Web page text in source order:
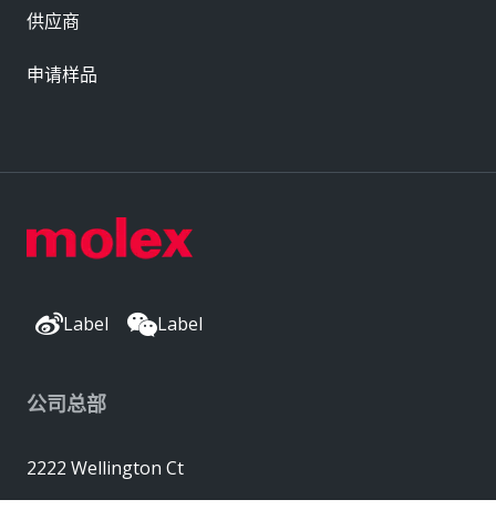
Label Label
公司总部
2222 Wellington Ct
供应商
申请样品